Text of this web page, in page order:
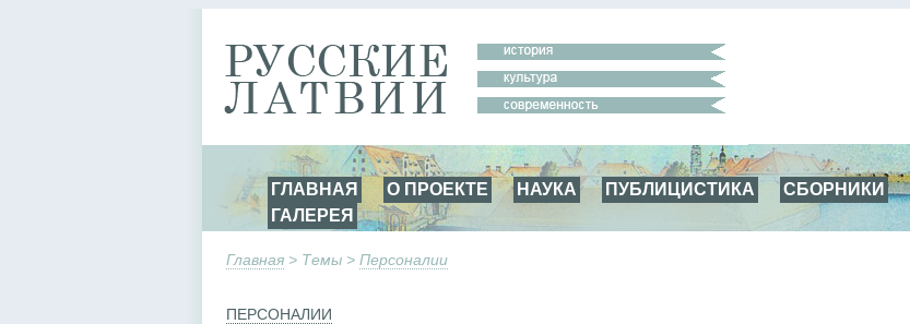
ГЛАВНАЯ О ПРОЕКТЕ НАУКА ПУБЛИЦИСТИКА СБОРНИКИ
ГАЛЕРЕЯ
Главная > Темы > Персоналии
ПЕРСОНАЛИИ